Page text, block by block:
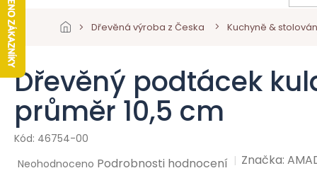
Dřevěná výroba z Česka Kuchyně &
Dřevěný podtácek
průměr 10,5 cm
46754-00
Průměrné
Neohodnoceno Podrobnosti hodnocení Značka: